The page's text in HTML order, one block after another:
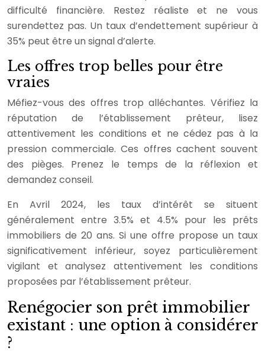
difficulté financière. Restez réaliste et ne vous
surendettez pas. Un taux d’endettement supérieur à
35% peut être un signal d’alerte.
Les offres trop belles pour être
vraies
Méfiez-vous des offres trop alléchantes. Vérifiez la
réputation de l’établissement prêteur, lisez
attentivement les conditions et ne cédez pas à la
pression commerciale. Ces offres cachent souvent
des pièges. Prenez le temps de la réflexion et
demandez conseil.
En Avril 2024, les taux d’intérêt se situent
généralement entre 3.5% et 4.5% pour les prêts
immobiliers de 20 ans. Si une offre propose un taux
significativement inférieur, soyez particulièrement
vigilant et analysez attentivement les conditions
proposées par l’établissement prêteur.
Renégocier son prêt immobilier
existant : une option à considérer
?